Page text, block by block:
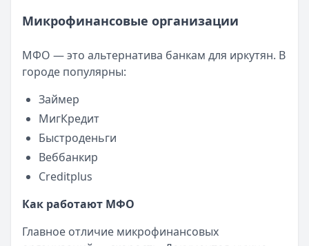
Микрофинансовые организации
МФО — это альтернатива банкам для иркутян. В
городе популярны:
Займер
МигКредит
Быстроденьги
Веббанкир
Creditplus
Как работают МФО
Главное отличие микрофинансовых